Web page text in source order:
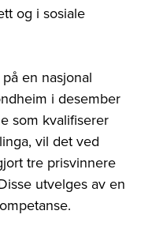
og i sosiale
en nasjonal
i desember
som kvalifiserer
vil det ved
tre prisvinnere
utvelges av en